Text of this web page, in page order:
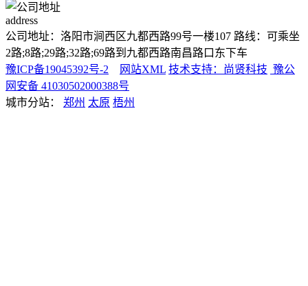
address
公司地址：洛阳市涧西区九都西路99号一楼107 路线：可乘坐
2路;8路;29路;32路;69路到九都西路南昌路口东下车
豫ICP备19045392号-2
网站XML 技术支持：尚贤科技 豫公
网安备 41030502000388号
城市分站：
郑州 太原 梧州